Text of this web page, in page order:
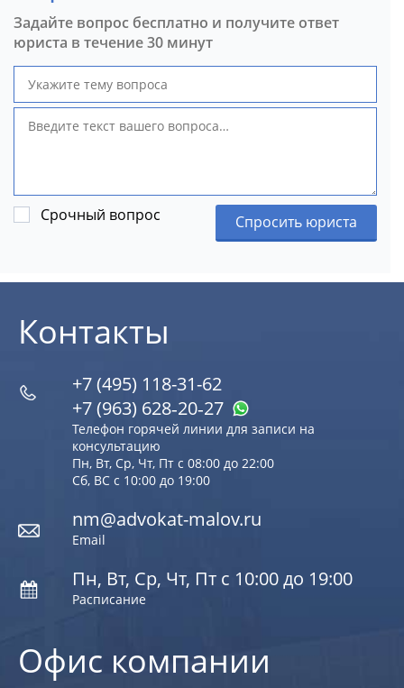
Задайте вопрос бесплатно и получите ответ
юриста в течение 30 минут
Срочный вопрос Спросить юриста
Офис компании
Контакты
+7 (495) 118-31-62
+7 (963) 628‑20‑27
Телефон горячей линии для записи на
консультацию
Пн, Вт, Ср, Чт, Пт с 08:00 до 22:00
Сб, ВС с 10:00 до 19:00
nm@advokat-malov.ru
Email
Пн, Вт, Ср, Чт, Пт с 10:00 до 19:00
Расписание